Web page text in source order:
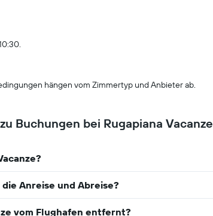
hängen vom Zimmertyp und Anbieter ab.
Buchungen bei Rugapiana Vacanze
die Anreise und Abreise?
vom Flughafen entfernt?